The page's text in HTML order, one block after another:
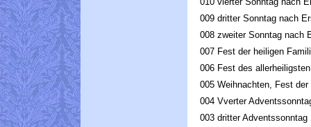
009 dritter Sonntag nach
008 zweiter Sonntag nach
007 Fest der heiligen
006 Fest des
005 Weihnachten, Fest
004 Vverter
003 dritter Adventssonntag